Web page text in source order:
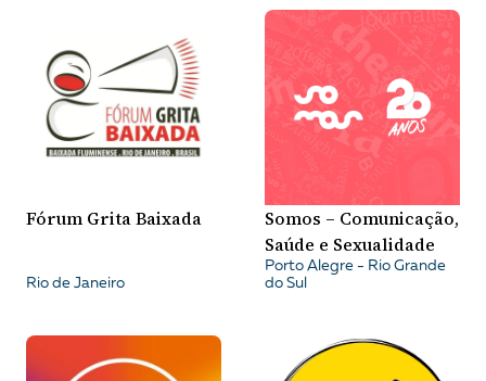
Fórum Grita Baixada
Rio de Janeiro
Somos – Comunicação,
Saúde e Sexualidade
Porto Alegre - Rio Grande
do Sul